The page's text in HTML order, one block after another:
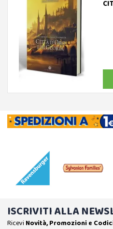
ISCRIVITI ALLA
Ricevi Novità, Promozioni e